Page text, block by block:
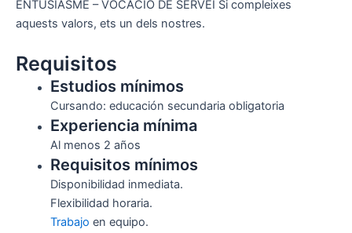
ENTUSIASME – VOCACIÓ DE SERVEI Si compleixes
aquests valors, ets un dels nostres.
Requisitos
Estudios mínimos
Cursando: educación secundaria obligatoria
Experiencia mínima
Al menos 2 años
Requisitos mínimos
Disponibilidad inmediata.
Flexibilidad horaria.
Trabajo en equipo.